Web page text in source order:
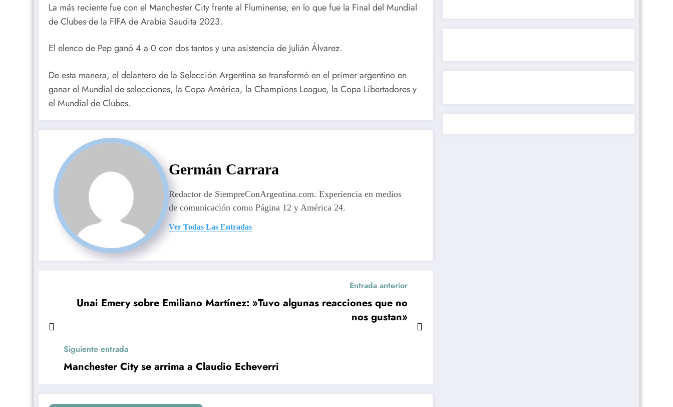
La más reciente fue con el Manchester City frente al Fluminense, en lo que fue la Final del Mundial
de Clubes de la FIFA de Arabia Saudita 2023.
El elenco de Pep ganó 4 a 0 con dos tantos y una asistencia de Julián Álvarez.
De esta manera, el delantero de la Selección Argentina se transformó en el primer argentino en
ganar el Mundial de selecciones, la Copa América, la Champions League, la Copa Libertadores y
el Mundial de Clubes.
Germán Carrara
Redactor de SiempreConArgentina.com. Experiencia en medios
de comunicación como Página 12 y América 24.
Ver Todas Las Entradas
Entrada anterior
Unai Emery sobre Emiliano Martínez: »Tuvo algunas reacciones que no
nos gustan»
Siguiente entrada
Manchester City se arrima a Claudio Echeverri